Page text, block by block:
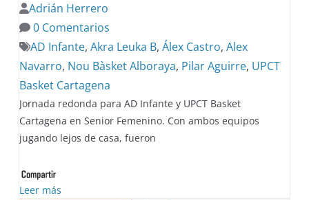
Adrián Herrero
0 Comentarios
AD Infante,Akra Leuka B,Álex Castro,Alex
Navarro, Nou Bàsket Alboraya, Pilar Aguirre, UPCT
Basket Cartagena
Jornada redonda para AD Infante y UPCT Basket
Cartagena en Senior Femenino. Con ambos equipos
jugando lejos de casa, fueron
Leer más